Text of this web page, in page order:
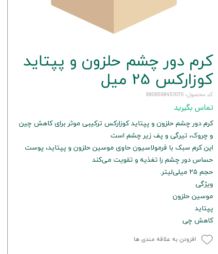
کرم دور چشم حلزون و پپتاید
کوزارکس 25 میل
کد محصول: 8809598451070
تماس بگیرید
کرم دور چشم حلزون و پپتاید کوزارکس ترکیبی موثر برای کاهش چین
و چروک، تیرگی و پف زیر چشم است
این کرم سبک با فرمولاسیون حاوی موسین حلزون و پپتاید، پوست
حساس دور چشم را تغذیه و تقویت می‌کند
حجم ۲۵ میلی‌لیتر.
ویژگی
موسین حلزون
پپتاید
کاهش چی
افزودن به علاقه مندی ها